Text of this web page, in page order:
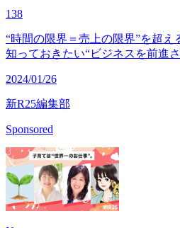
138
“時間の限界＝売上の限界”を超
知っておきたい“ビジネスを前進
2024/01/26
新R25編集部
Sponsored